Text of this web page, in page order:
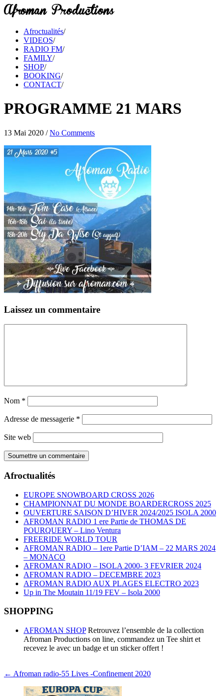
Afroctualités/
VIDEOS/
RADIO FM/
FAMILY/
SHOP/
BOOKING/
CONTACT/
PROGRAMME 21 MARS
13 Mai 2020 / No Comments
Laissez un commentaire
Nom *
Adresse de messagerie *
Site web
Afroctualités
EUROPE SNOWBOARD CROSS 2026
CHAMPIONNAT DU MONDE BOARDERCROSS 2025
OUVERTURE SAISON D’HIVER 2024/2025 ISOLA 2000
AFROMAN RADIO 1 ere Partie de THOMAS DE
POURQUERY – Lino Ventura
FREERIDE WORLD TOUR
AFROMAN RADIO – 1ere Partie D’IAM – 22 MARS 2024
– MONACO
AFROMAN RADIO – ISOLA 2000- 3 FEVRIER 2024
AFROMAN RADIO – DECEMBRE 2023
AFROMAN RADIO AUX PLAGES ELECTRO 2023
Up in The Moutain 11/19 FEV – Isola 2000
SHOPPING
AFROMAN SHOPRetrouvez l’ensemble de la collection
Afroman Productions on line, commandez un Tee shirt et
recevez le avec un badge et un sticker offert !
← Afroman radio-55 Lives -Confinement 2020